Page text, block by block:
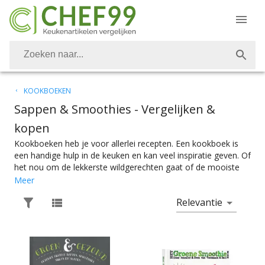
KOOKBOEKEN
Sappen & Smoothies - Vergelijken &
kopen
Kookboeken heb je voor allerlei recepten. Een kookboek is
een handige hulp in de keuken en kan veel inspiratie geven. Of
het nou om de lekkerste wildgerechten gaat of de mooiste
taarten, Franse recepten of een Chinees kookboek, op ieder
sapje of smoothie maken? Ook voor de heerlijkste sappen en
smoothie recepten zijn er allerhande kookboeken te vinden.
sporters. Bij Chef99 vind je voor alles het perfecte kookboek.
Kookboeken voor de Bourgondiërs en zoetekauwen met de
meest uitgebreide gerechten en de mooiste taarten en
Meer
Relevantie